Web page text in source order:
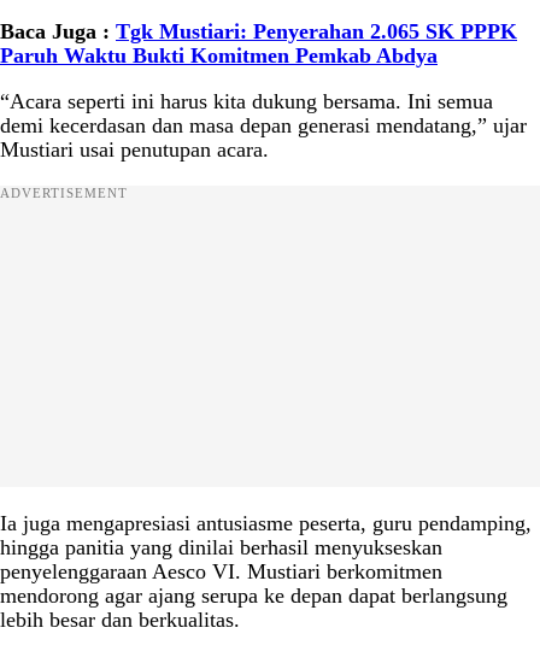
Baca Juga : Tgk Mustiari: Penyerahan 2.065 SK PPPK
Paruh Waktu Bukti Komitmen Pemkab Abdya
“Acara seperti ini harus kita dukung bersama. Ini semua
demi kecerdasan dan masa depan generasi mendatang,” ujar
Mustiari usai penutupan acara.
ADVERTISEMENT
Ia juga mengapresiasi antusiasme peserta, guru pendamping,
hingga panitia yang dinilai berhasil menyukseskan
penyelenggaraan Aesco VI. Mustiari berkomitmen
mendorong agar ajang serupa ke depan dapat berlangsung
lebih besar dan berkualitas.